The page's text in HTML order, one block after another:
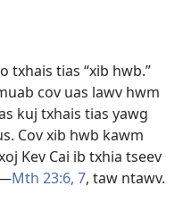
txhais tias “xib hwb.”
cov uas lawv hwm
kuj txhais tias yawg
Cov xib hwb kawm
Kev Cai ib txhia tseev
Mth 23:6, 7, taw ntawv.